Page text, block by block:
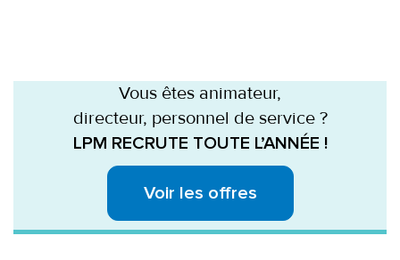
Vous êtes animateur,
directeur, personnel de service ?
LPM RECRUTE TOUTE L’ANNÉE !
Voir les offres